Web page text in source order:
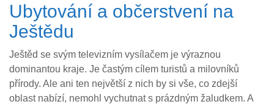
Ubytování a občerstvení na
Ještědu
Ještěd se svým televizním vysílačem je výraznou
dominantou kraje. Je častým cílem turistů a milovníků
přírody. Ale ani ten největší z nich by si vše, co zdejší
oblast nabízí, nemohl vychutnat s prázdným žaludkem. A